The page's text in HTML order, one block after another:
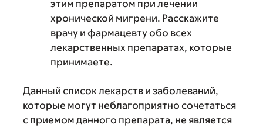
этим препаратом при лечении
хронической мигрени. Расскажите
врачу и фармацевту обо всех
лекарственных препаратах, которые
принимаете.
Данный список лекарств и заболеваний,
которые могут неблагоприятно сочетаться
с приемом данного препарата, не является